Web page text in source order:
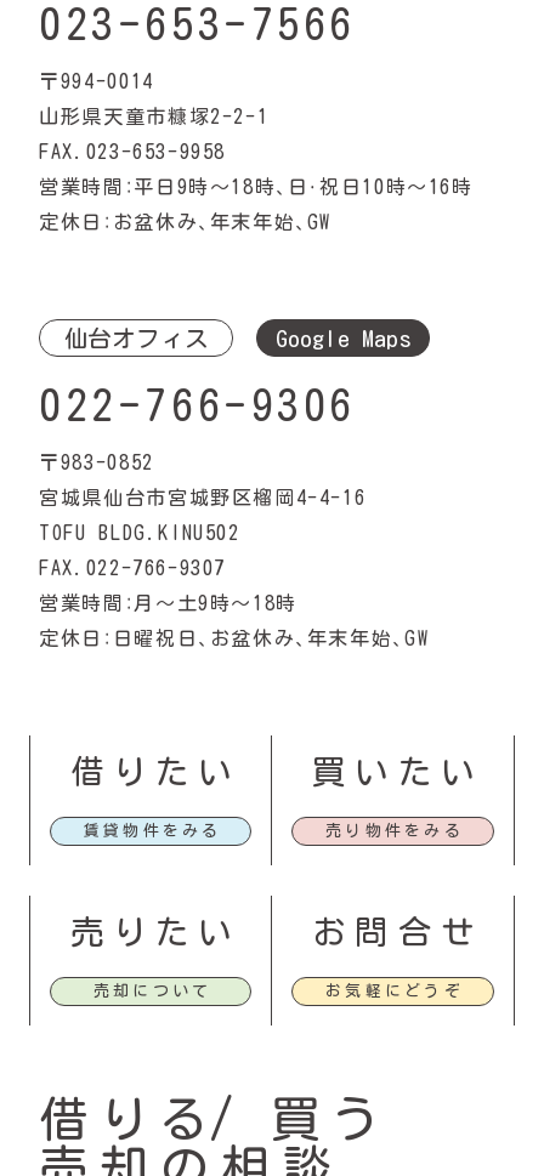
023-653-7566
〒994-0014
山形県天童市糠塚2-2-1
FAX.023-653-9958
営業時間：平日9時〜18時、日・祝日10時〜16時
定休日：お盆休み、年末年始、GW
仙台オフィス Google Maps
022-766-9306
〒983-0852
宮城県仙台市宮城野区榴岡4-4-16
TOFU BLDG.KINU502
FAX.022-766-9307
営業時間：月〜土9時〜18時
定休日：日曜祝日、お盆休み、年末年始、GW
借りたい
賃貸物件をみる
買いたい
売り物件をみる
売りたい
売却について
お問合せ
お気軽にどうぞ
借りる
買う